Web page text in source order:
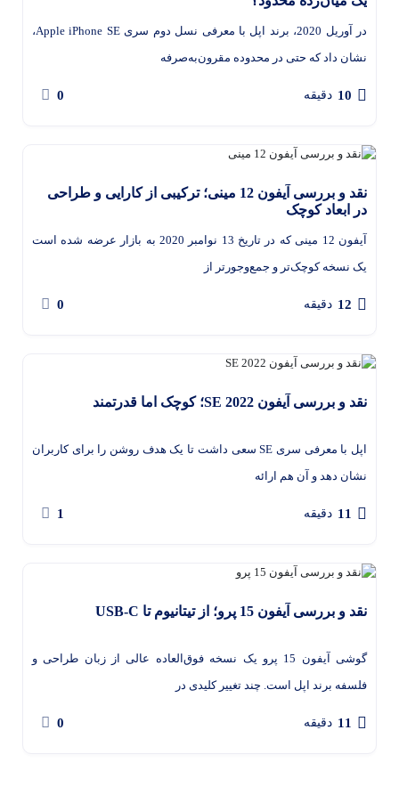
در آوریل 2020، برند اپل با معرفی نسل دوم سری Apple iPhone SE،
نشان داد که حتی در محدوده مقرون‌به‌صرفه
10 دقیقه 0
نقد و بررسی آیفون 12 مینی؛ ترکیبی از کارایی و طراحی
در ابعاد کوچک
آیفون 12 مینی که در تاریخ 13 نوامبر 2020 به بازار عرضه شده است
یک نسخه کوچک‌تر و جمع‌وجورتر از
12 دقیقه 0
نقد و بررسی آیفون SE 2022؛ کوچک اما قدرتمند
اپل با معرفی سری SE سعی داشت تا یک هدف روشن را برای کاربران
نشان دهد و آن هم ارائه
11 دقیقه 1
نقد و بررسی آیفون 15 پرو؛ از تیتانیوم تا USB-C
گوشی آیفون 15 پرو یک نسخه فوق‌العاده عالی از زبان طراحی و
فلسفه برند اپل است. چند تغییر کلیدی در
11 دقیقه 0